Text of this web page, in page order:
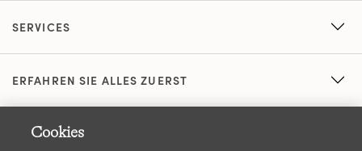
SERVICES
ERFAHREN SIE ALLES ZUERST
Cookies